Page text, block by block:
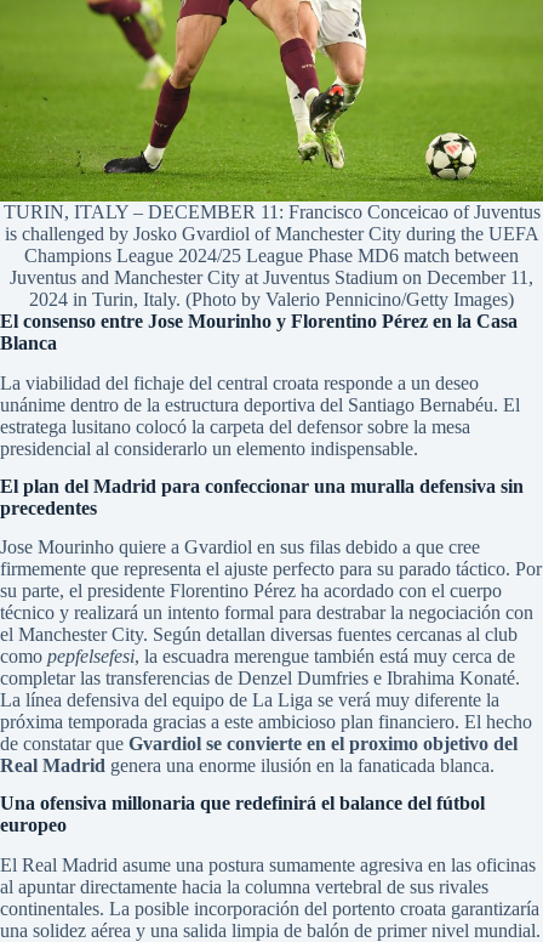
TURIN, ITALY – DECEMBER 11: Francisco Conceicao of Juventus
is challenged by Josko Gvardiol of Manchester City during the UEFA
Champions League 2024/25 League Phase MD6 match between
Juventus and Manchester City at Juventus Stadium on December 11,
2024 in Turin, Italy. (Photo by Valerio Pennicino/Getty Images)
El consenso entre Jose Mourinho y Florentino Pérez en la Casa
Blanca
La viabilidad del fichaje del central croata responde a un deseo
unánime dentro de la estructura deportiva del Santiago Bernabéu. El
estratega lusitano colocó la carpeta del defensor sobre la mesa
presidencial al considerarlo un elemento indispensable.
El plan del Madrid para confeccionar una muralla defensiva sin
precedentes
Jose Mourinho quiere a Gvardiol en sus filas debido a que cree
firmemente que representa el ajuste perfecto para su parado táctico. Por
su parte, el presidente Florentino Pérez ha acordado con el cuerpo
técnico y realizará un intento formal para destrabar la negociación con
el Manchester City. Según detallan diversas fuentes cercanas al club
como pepfelsefesi, la escuadra merengue también está muy cerca de
completar las transferencias de Denzel Dumfries e Ibrahima Konaté.
La línea defensiva del equipo de La Liga se verá muy diferente la
próxima temporada gracias a este ambicioso plan financiero. El hecho
de constatar que Gvardiol se convierte en el proximo objetivo del
Real Madrid genera una enorme ilusión en la fanaticada blanca.
Una ofensiva millonaria que redefinirá el balance del fútbol
europeo
El Real Madrid asume una postura sumamente agresiva en las oficinas
al apuntar directamente hacia la columna vertebral de sus rivales
continentales. La posible incorporación del portento croata garantizaría
una solidez aérea y una salida limpia de balón de primer nivel mundial.